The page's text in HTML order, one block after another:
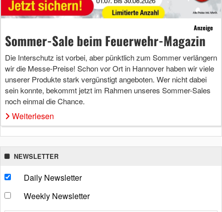
Anzeige
Sommer-Sale beim Feuerwehr-Magazin
Die Interschutz ist vorbei, aber pünktlich zum Sommer verlängern
wir die Messe-Preise! Schon vor Ort in Hannover haben wir viele
unserer Produkte stark vergünstigt angeboten. Wer nicht dabei
sein konnte, bekommt jetzt im Rahmen unseres Sommer-Sales
noch einmal die Chance.
Weiterlesen
NEWSLETTER
Daily Newsletter
Weekly Newsletter